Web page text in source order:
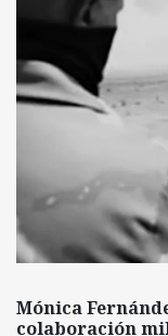
Mónica
colaboración